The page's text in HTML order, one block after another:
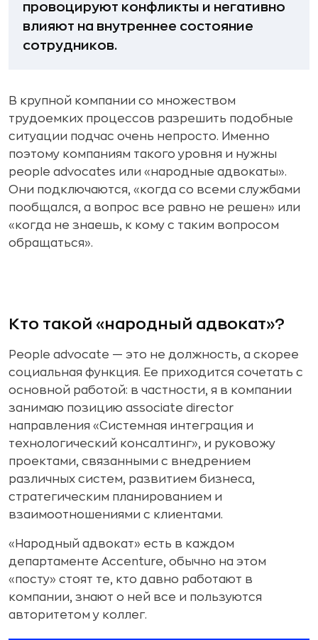
провоцируют конфликты и негативно
влияют на внутреннее состояние
сотрудников.
В крупной компании со множеством
трудоемких процессов разрешить подобные
ситуации подчас очень непросто. Именно
поэтому компаниям такого уровня и нужны
people advocates или «народные адвокаты».
Они подключаются, «когда со всеми службами
пообщался, а вопрос все равно не решен» или
«когда не знаешь, к кому с таким вопросом
обращаться».
Кто такой «народный адвокат»?
People advocate — это не должность, а скорее
социальная функция. Ее приходится сочетать с
основной работой: в частности, я в компании
занимаю позицию associate director
направления «Системная интеграция и
технологический консалтинг», и руковожу
проектами, связанными с внедрением
различных систем, развитием бизнеса,
стратегическим планированием и
взаимоотношениями с клиентами.
«Народный адвокат» есть в каждом
департаменте Accenture, обычно на этом
«посту» стоят те, кто давно работают в
компании, знают о ней все и пользуются
авторитетом у коллег.